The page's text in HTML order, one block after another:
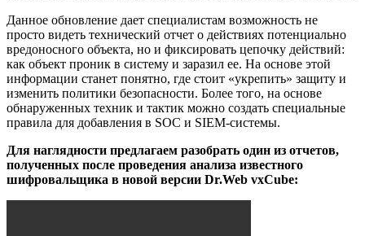
Данное обновление дает специалистам возможность не
просто видеть технический отчет о действиях потенциально
вредоносного объекта, но и фиксировать цепочку действий:
как объект проник в систему и заразил ее. На основе этой
информации станет понятно, где стоит «укрепить» защиту и
изменить политики безопасности. Более того, на основе
обнаруженных техник и тактик можно создать специальные
правила для добавления в SOC и SIEM-системы.
Для наглядности предлагаем разобрать один из отчетов,
полученных после проведения анализа известного
шифровальщика в новой версии Dr.Web vxCube: